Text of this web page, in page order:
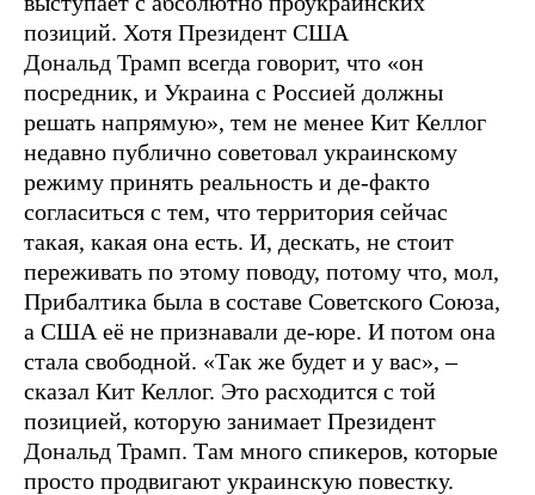
позиций. Хотя Президент США
Дональд Трамп всегда говорит, что «он
посредник, и Украина с Россией должны
решать напрямую», тем не менее Кит Келлог
недавно публично советовал украинскому
режиму принять реальность и де-факто
согласиться с тем, что территория сейчас
такая, какая она есть. И, дескать, не стоит
переживать по этому поводу, потому что, мол,
Прибалтика была в составе Советского Союза,
а США её не признавали де-юре. И потом она
стала свободной. «Так же будет и у вас», –
сказал Кит Келлог. Это расходится с той
позицией, которую занимает Президент
Дональд Трамп. Там много спикеров, которые
просто продвигают украинскую повестку.